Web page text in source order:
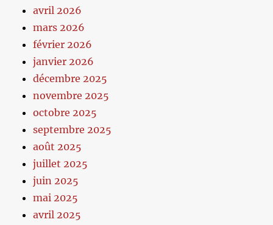
avril 2026
mars 2026
février 2026
janvier 2026
décembre 2025
novembre 2025
octobre 2025
septembre 2025
août 2025
juillet 2025
juin 2025
mai 2025
avril 2025